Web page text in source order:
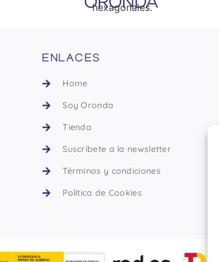
ENLACES
Home
Soy Oronda
Tienda
Suscríbete a la newsletter
Términos y condiciones
Política de Cookies